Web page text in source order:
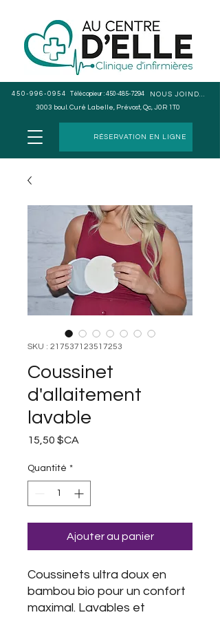
450-996-0954 Télécopieur : 450-485-7294
NOUS JOINDRE
3003 boul. Curé Labelle, Prévost, Qc, J0R 1T0
RÉSERVATION EN LIGNE
SKU : 217537123517253
Coussinet
d'allaitement
lavable
15,50 $CA
Quantité *
Ajouter au panier
Coussinets ultra doux en
bambou bio pour un confort
maximal. Lavables et